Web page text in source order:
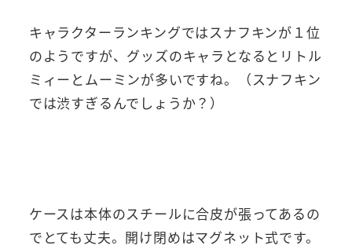
キャラクターランキングではスナフキンが１位
のようですが、グッズのキャラとなるとリトル
ミィーとムーミンが多いですね。（スナフキン
では渋すぎるんでしょうか？）
ケースは本体のスチールに合皮が張ってあるの
でとても丈夫。開け閉めはマグネット式です。